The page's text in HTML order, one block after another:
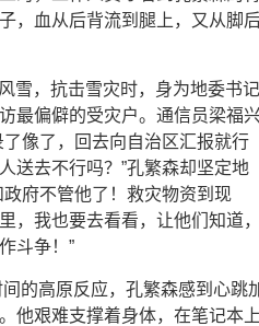
，血从后背流到腿上，又从脚
雪，抗击雪灾时，身为地委书记
最偏僻的受灾户。通信员梁福
像了，回去向自治区汇报就行
送去不行吗？”孔繁森却坚定地
府不管他了！救灾物资到现
，我也要去看看，让他们知道，
斗争！”
的高原反应，孔繁森感到心跳
他艰难支撑着身体，在笔记本上